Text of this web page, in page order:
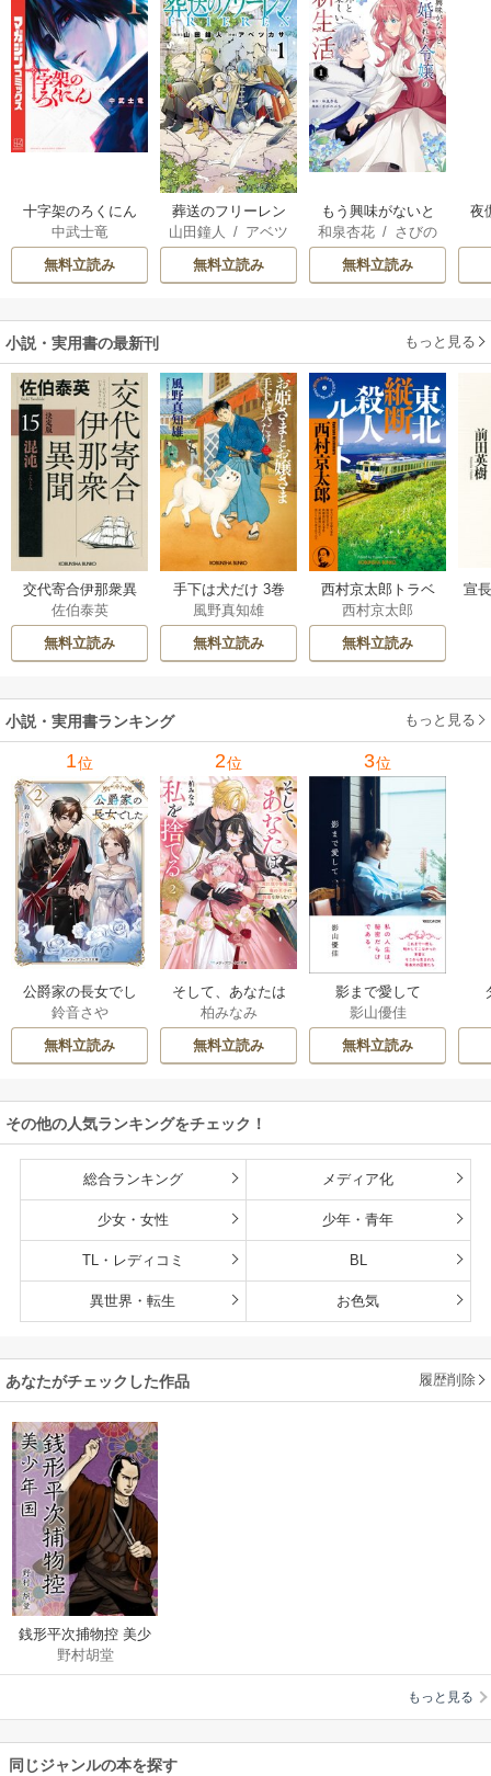
十字架のろくにん
中武士竜
無料立読み
葬送のフリーレン
山田鐘人 / アベツ
カサ
無料立読み
もう興味がないと
離婚された令嬢の
意外と楽しい新生
活
和泉杏花 / さびの
ぶち
無料立読み
夜
小説・実用書の最新刊 もっと見る
交代寄合伊那衆異
聞 15巻
佐伯泰英
無料立読み
手下は犬だけ 3巻
風野真知雄
無料立読み
西村京太郎トラベ
ルミステリー・セ
レクション 2巻
西村京太郎
無料立読み
宣
小説・実用書ランキング もっと見る
1位
公爵家の長女でし
た
鈴音さや
無料立読み
2位
そして、あなたは
私を捨てる
柏みなみ
無料立読み
3位
影まで愛して
影山優佳
無料立読み
その他の人気ランキングをチェック！
総合ランキング メディア化
少女・女性 少年・青年
TL・レディコミ BL
異世界・転生 お色気
あなたがチェックした作品 履歴削除
銭形平次捕物控 美少
年国
野村胡堂
もっと見る
同じジャンルの本を探す